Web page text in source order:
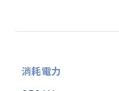
消耗電力